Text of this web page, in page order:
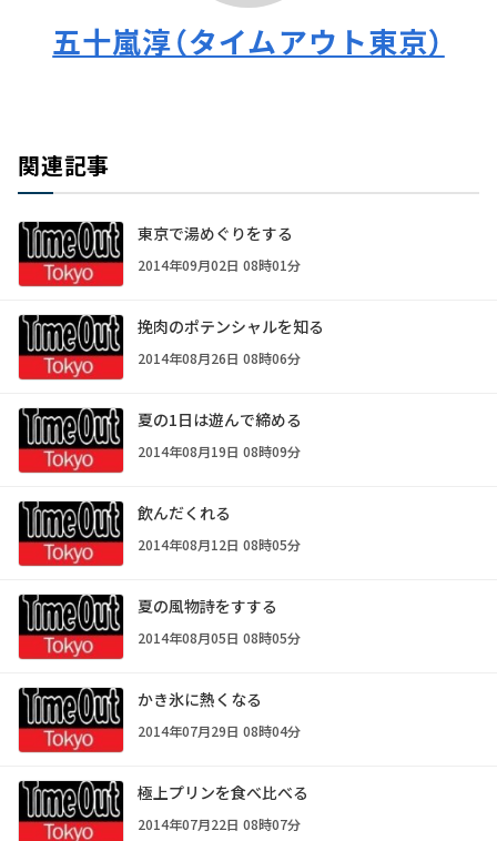
五十嵐淳（タイムアウト東京）
関連記事
東京で湯めぐりをする
2014年09月02日 08時01分
挽肉のポテンシャルを知る
2014年08月26日 08時06分
夏の1日は遊んで締める
2014年08月19日 08時09分
飲んだくれる
2014年08月12日 08時05分
夏の風物詩をすする
2014年08月05日 08時05分
かき氷に熱くなる
2014年07月29日 08時04分
極上プリンを食べ比べる
2014年07月22日 08時07分